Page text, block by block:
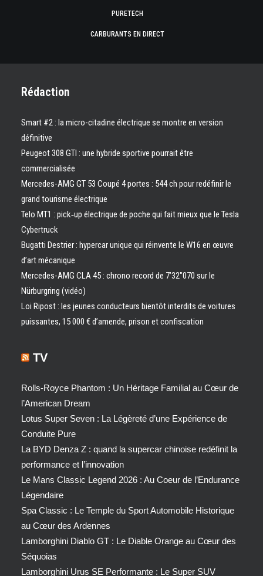
PURETECH
CARBURANTS EN DIRECT
Rédaction
Smart #2 : la micro-citadine électrique se montre en version
définitive
Peugeot 308 GTI : une hybride sportive pourrait être
commercialisée
Mercedes-AMG GT 53 Coupé 4 portes : 544 ch pour redéfinir le
grand tourisme électrique
Telo MT1 : pick‑up électrique de poche qui fait mieux que le Tesla
Cybertruck
Bugatti Destrier : hypercar unique qui réinvente le W16 en œuvre
d’art mécanique
Mercedes-AMG CLA 45 : chrono record de 7’32″070 sur le
Nürburgring (vidéo)
Loi Ripost : les jeunes conducteurs bientôt interdits de voitures
puissantes, 15 000 € d’amende, prison et confiscation
TV
Rolls-Royce Phantom : Un Héritage Familial au Cœur de
l’American Dream
Lotus Super Seven : La Légèreté d’une Expérience de
Conduite Pure
La BYD Denza Z : quand la supercar chinoise redéfinit la
performance et l’innovation
Le Mans Classic Legend 2026 : Au Coeur de l’Endurance
Légendaire
Spa Classic : Le Temple du Sport Automobile Historique
au Cœur des Ardennes
Lamborghini Diablo GT : Le Diable Orange au Cœur des
Séquoias
Lamborghini Urus SE Performante : Le Super SUV